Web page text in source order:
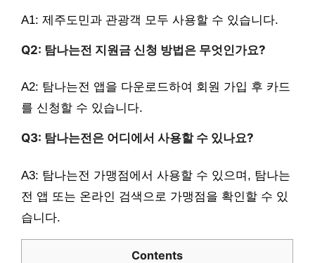
A1: 제주도민과 관광객 모두 사용할 수 있습니다.
Q2: 탐나는전 지원금 신청 방법은 무엇인가요?
A2: 탐나는전 앱을 다운로드하여 회원 가입 후 카드
를 신청할 수 있습니다.
Q3: 탐나는전은 어디에서 사용할 수 있나요?
A3: 탐나는전 가맹점에서 사용할 수 있으며, 탐나는
전 앱 또는 온라인 검색으로 가맹점을 확인할 수 있
습니다.
Contents